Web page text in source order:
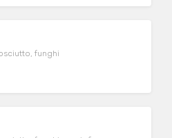
funghi